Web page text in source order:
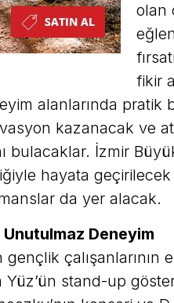
olan
fikir
alanlarında
kazanacak ve
bulacaklar. İzmir
hayata
da yer alacak.
Deneyim
gençlik
stand-up